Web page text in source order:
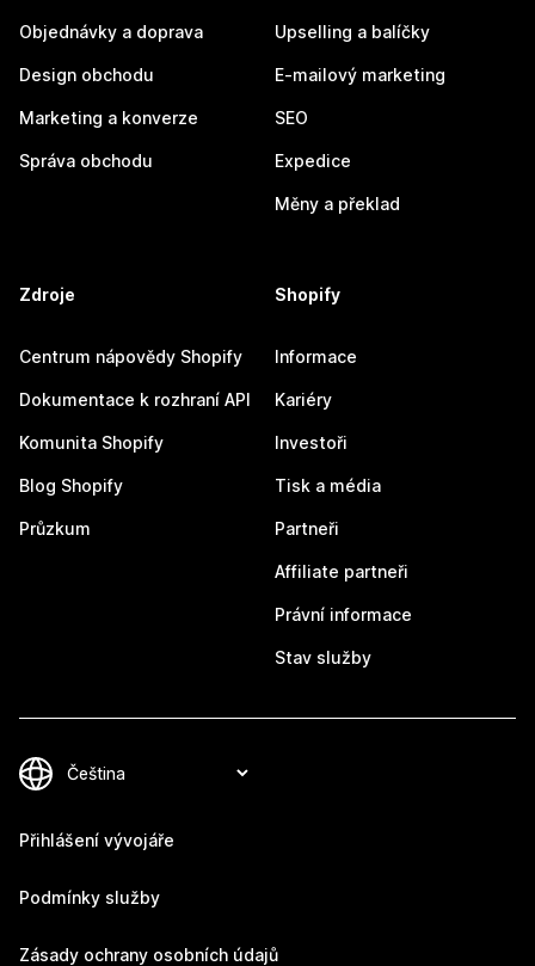
Objednávky a doprava
Design obchodu
Marketing a konverze
Správa obchodu
Upselling a balíčky
E-mailový marketing
SEO
Expedice
Měny a překlad
Zdroje
Centrum nápovědy Shopify
Dokumentace k rozhraní API
Komunita Shopify
Blog Shopify
Průzkum
Shopify
Informace
Kariéry
Investoři
Tisk a média
Partneři
Affiliate partneři
Právní informace
Stav služby
Přihlášení vývojáře
Podmínky služby
Zásady ochrany osobních údajů